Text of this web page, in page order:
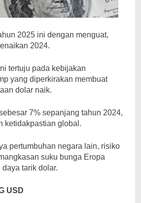
2025 ini dengan menguat,
2024.
tertuju pada kebijakan
yang diperkirakan membuat
dolar naik.
7% sepanjang tahun 2024,
ketidakpastian global.
pertumbuhan negara lain, risiko
suku bunga Eropa
tarik dolar.
USD